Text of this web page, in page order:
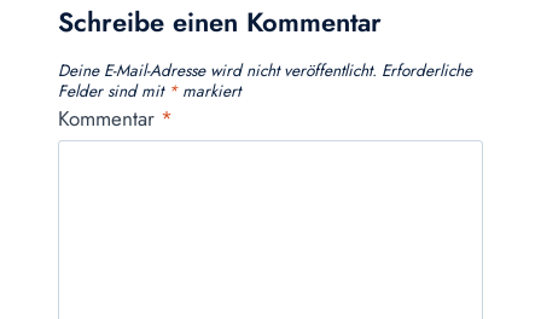
Schreibe einen Kommentar
Deine E-Mail-Adresse wird nicht veröffentlicht. Erforderliche
Felder sind mit *markiert
Kommentar *